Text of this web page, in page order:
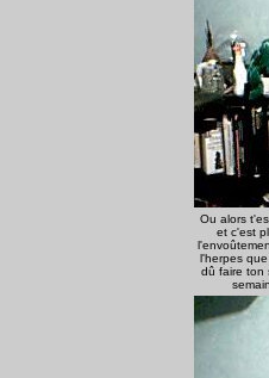
Ou alors
et c'est
l'herpes
dû faire ton